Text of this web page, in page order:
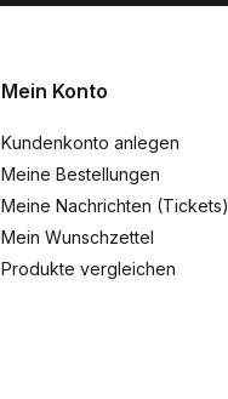
Mein Konto
Kundenkonto anlegen
Meine Bestellungen
Meine Nachrichten (Tickets)
Mein Wunschzettel
Produkte vergleichen